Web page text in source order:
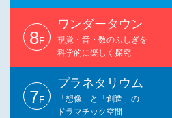
8F
ワンダータウン
視覚・音・数のふしぎを
科学的に楽しく探究
7F
プラネタリウム
「想像」と「創造」の
ドラマチック空間